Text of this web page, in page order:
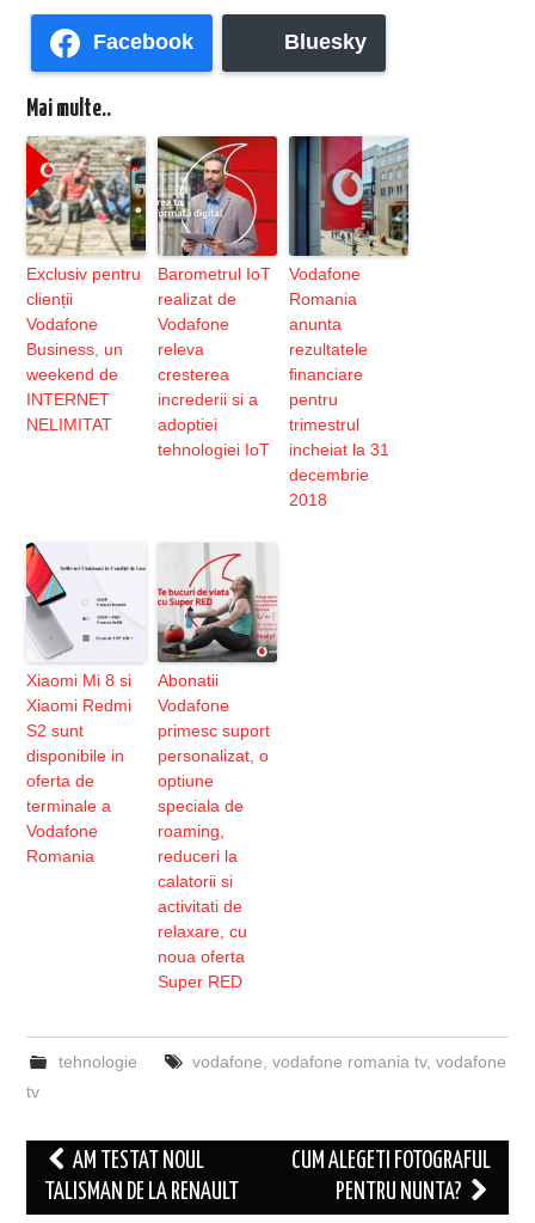
Facebook Bluesky
Mai multe..
Exclusiv pentru
clienții
Vodafone
Business, un
weekend de
INTERNET
NELIMITAT
Barometrul IoT
realizat de
Vodafone
releva
cresterea
increderii si a
adoptiei
tehnologiei IoT
Vodafone
Romania
anunta
rezultatele
financiare
pentru
trimestrul
incheiat la 31
decembrie
2018
Xiaomi Mi 8 si
Xiaomi Redmi
S2 sunt
disponibile in
oferta de
terminale a
Vodafone
Romania
Abonatii
Vodafone
primesc suport
personalizat, o
optiune
speciala de
roaming,
reduceri la
calatorii si
activitati de
relaxare, cu
noua oferta
Super RED
tehnologie vodafone vodafone romania tv, vodafone
tv
Post
navigation
AM TESTAT NOUL
TALISMAN DE LA RENAULT
CUM ALEGETI FOTOGRAFUL
PENTRU NUNTA?